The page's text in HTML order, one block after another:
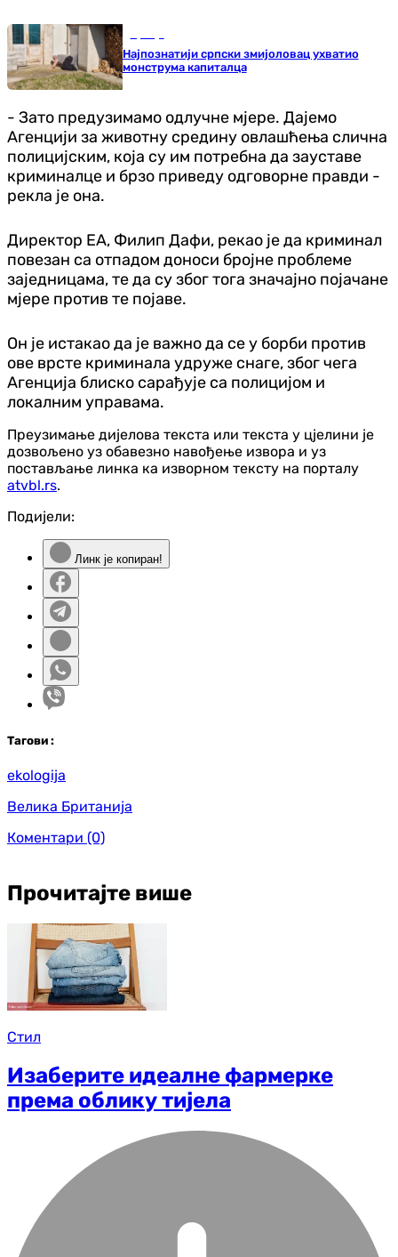
Најпознатији српски змијоловац ухватио
монструма капиталца
- Зато предузимамо одлучне мјере. Дајемо
Агенцији за животну средину овлашћења слична
полицијским, која су им потребна да зауставе
криминалце и брзо приведу одговорне правди -
рекла је она.
Директор ЕА, Филип Дафи, рекао је да криминал
повезан са отпадом доноси бројне проблеме
заједницама, те да су због тога значајно појачане
мјере против те појаве.
Он је истакао да је важно да се у борби против
ове врсте криминала удруже снаге, због чега
Агенција блиско сарађује са полицијом и
локалним управама.
Преузимање дијелова текста или текста у цјелини је
дозвољено уз обавезно навођење извора и уз
постављање линка ка изворном тексту на порталу
atvbl.rs.
Подијели:
Линк је копиран!
Тагови :
ekologija
Велика Британија
Коментари (0)
Прочитајте више
Стил
Изаберите идеалне фармерке
према облику тијела